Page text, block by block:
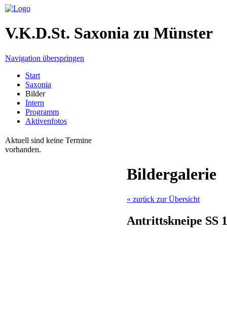
V.K.D.St. Saxonia zu Münster
Navigation überspringen
Start
Saxonia
Bilder
Intern
Programm
Aktivenfotos
Aktuell sind keine Termine
vorhanden.
Bildergalerie
« zurück zur Übersicht
Antrittskneipe SS